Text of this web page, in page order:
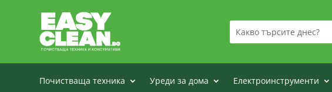
Почистваща техника Уреди за дома Електроинструменти